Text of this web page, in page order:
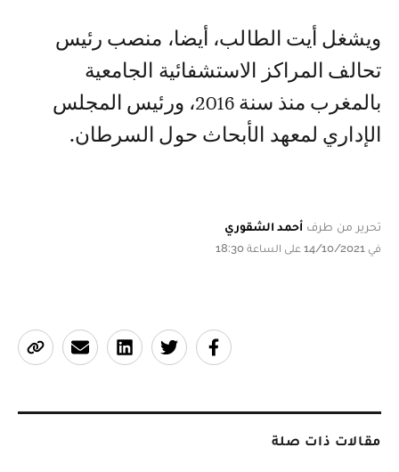
ويشغل أيت الطالب، أيضا، منصب رئيس
تحالف المراكز الاستشفائية الجامعية
بالمغرب منذ سنة 2016، ورئيس المجلس
الإداري لمعهد الأبحاث حول السرطان.
تحرير من طرف أحمد الشقوري
في 14/10/2021 على الساعة 18:30
مقالات ذات صلة